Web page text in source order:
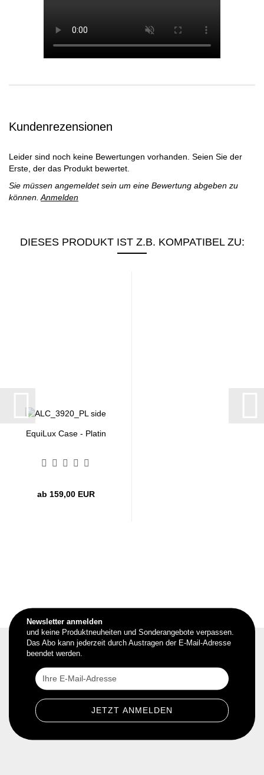
Kundenrezensionen
Leider sind noch keine Bewertungen vorhanden. Seien Sie der
Erste, der das Produkt bewertet.
Sie müssen angemeldet sein um eine Bewertung abgeben zu
können.Anmelden
DIESES PRODUKT IST Z.B. KOMPATIBEL ZU:
EquiLux Case - Platin
ab 159,00 EUR
Newsletter anmelden
und keine Produktneuheiten und Sonderangebote verpassen.
Das Abo kann jederzeit durch Austragen der E-Mail-Adresse
beendet werden.